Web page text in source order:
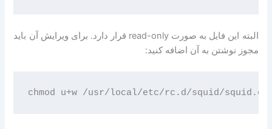
البته این فایل به صورت read-only قرار دارد. برای ویرایش آن باید
مجوز نوشتن به آن اضافه کنید: